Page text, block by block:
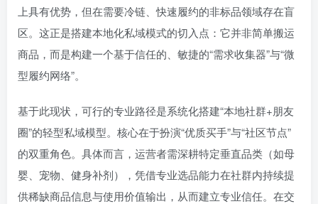
上具有优势，但在需要冷链、快速履约的非标品领域存在盲
区。这正是搭建本地化私域模式的切入点：它并非简单搬运
商品，而是构建一个基于信任的、敏捷的“需求收集器”与“微
型履约网络”。
基于此现状，可行的专业路径是系统化搭建“本地社群+朋友
圈”的轻型私域模型。核心在于扮演“优质买手”与“社区节点”
的双重角色。具体而言，运营者需深耕特定垂直品类（如母
婴、宠物、健身补剂），凭借专业选品能力在社群内持续提
供稀缺商品信息与使用价值输出，从而建立专业信任。在交